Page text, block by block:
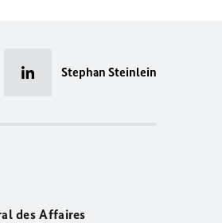
Stephan Steinlein
des Affaires